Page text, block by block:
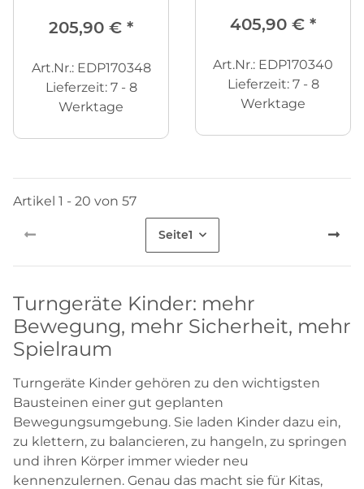
205,90 € *
Art.Nr.: EDP170348
Lieferzeit: 7 - 8
Werktage
405,90 € *
Art.Nr.: EDP170340
Lieferzeit: 7 - 8
Werktage
Artikel 1 - 20 von 57
Seite1
Turngeräte Kinder: mehr
Bewegung, mehr Sicherheit, mehr
Spielraum
Turngeräte Kinder gehören zu den wichtigsten
Bausteinen einer gut geplanten
Bewegungsumgebung. Sie laden Kinder dazu ein,
zu klettern, zu balancieren, zu hangeln, zu springen
und ihren Körper immer wieder neu
kennenzulernen. Genau das macht sie für Kitas,